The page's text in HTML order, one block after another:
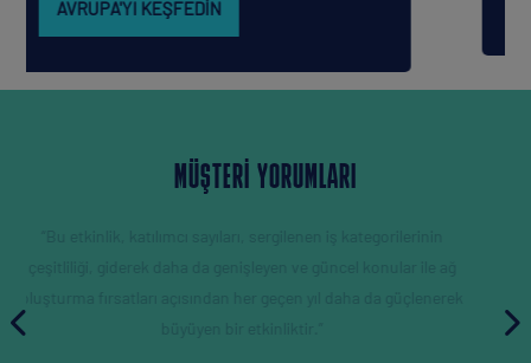
MÜŞTERİ YORUMLARI
ile ağ
SAMSUNG E&A
“Ağınızı genişletmek istiyorsanız, katılmanızı tavsiye